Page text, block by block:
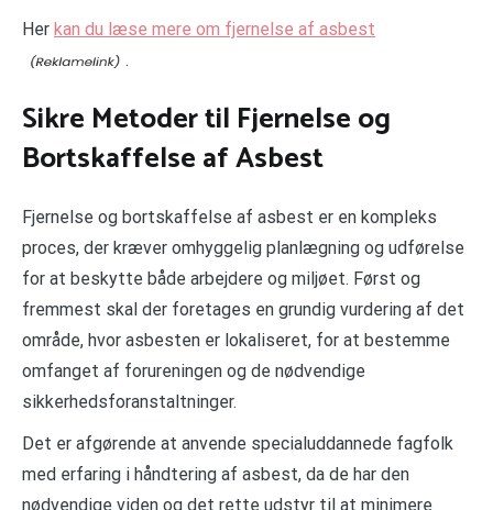
Her kan du læse mere om fjernelse af asbest
.
Sikre Metoder til Fjernelse og
Bortskaffelse af Asbest
Fjernelse og bortskaffelse af asbest er en kompleks
proces, der kræver omhyggelig planlægning og udførelse
for at beskytte både arbejdere og miljøet. Først og
fremmest skal der foretages en grundig vurdering af det
område, hvor asbesten er lokaliseret, for at bestemme
omfanget af forureningen og de nødvendige
sikkerhedsforanstaltninger.
Det er afgørende at anvende specialuddannede fagfolk
med erfaring i håndtering af asbest, da de har den
nødvendige viden og det rette udstyr til at minimere